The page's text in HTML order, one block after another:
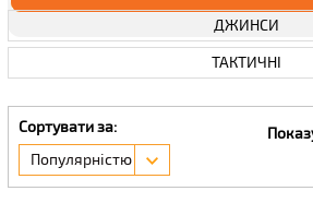
ДЖИНСИ
ТАКТИЧНІ
Сортувати за:
Популярністю